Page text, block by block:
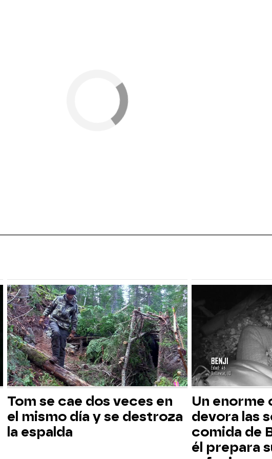
Tom se cae dos veces en
el mismo día y se destroza
la espalda
Un enorme
devora las
comida de
él prepara